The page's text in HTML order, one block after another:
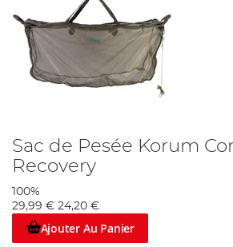
Sac de Pesée Korum
Recovery
100%
29,99 € 24,20 €
Ajouter Au Panier